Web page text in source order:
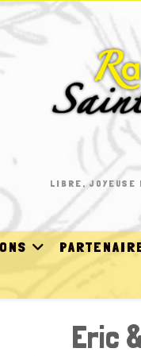
LIBRE, JOYEUSE
Eric